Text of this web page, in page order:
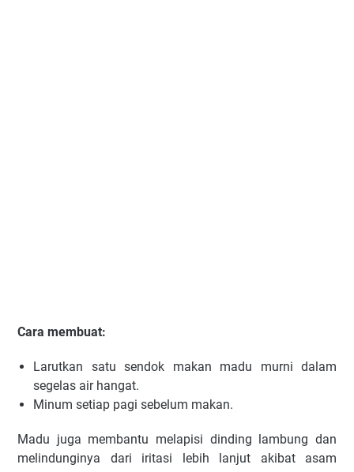
Cara membuat:
Larutkan satu sendok makan madu murni dalam
segelas air hangat.
Minum setiap pagi sebelum makan.
Madu juga membantu melapisi dinding lambung dan
melindunginya dari iritasi lebih lanjut akibat asam